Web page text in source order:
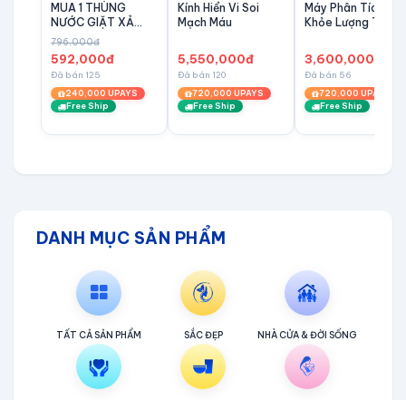
MUA 1 THÙNG
NƯỚC GIẶT XẢ
SUNNIE 3,4 KG
MIỄN PHÍ VẬN
CHUYỂN
796,000đ
592,000đ
Đã bán 125
240,000 UPAYS
Free Ship
Kính Hiển Vi Soi
Mạch Máu
5,550,000đ
Đã bán 120
720,000 UPAYS
Free Ship
Máy Phân Tích Sức
Khỏe Lượng Tử
3,600,000đ
Đã bán 56
720,000 UPAYS
Free Ship
DANH MỤC SẢN PHẨM
TẤT CẢ SẢN PHẨM SẮC ĐẸP NHÀ CỬA & ĐỜI SỐNG